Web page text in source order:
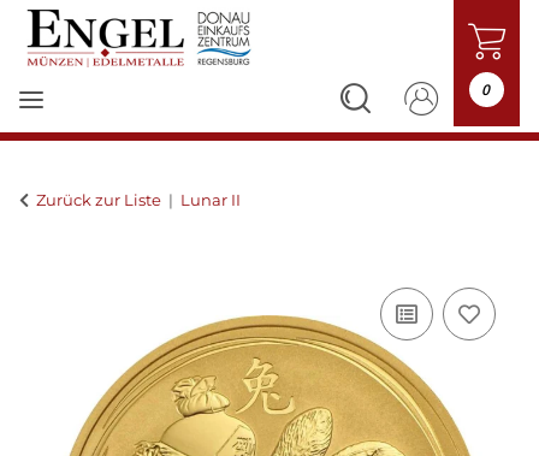
0
Zurück zur Liste Lunar II